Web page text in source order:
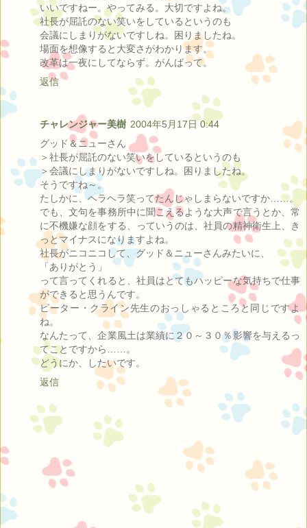
いいですねー。やってみる。大切ですよね。
社長が屈託のない笑いをしているというのも
会議にしまりがないですしね。困りましたね。
場面を想像すると大変さがわかります。
改革は一夜にしてならず。がんばって。
返信
チャレンジャー美樹 2004年5月17日 0:44
グッド＆ニューさん
＞社長が屈託のない笑いをしているというのも
＞会議にしまりがないですしね。困りましたね。
そうですね～。
たしかに、ヘラヘラ笑ってたんじゃしまらないですか……。
でも、文句を事務所中に聞こえるような大声で言うとか、常
に不機嫌な顔をする、っていうのは、社員の精神衛生上、き
っとマイナスになりますよね。
社長がニコニコして、グッド＆ニューさんみたいに、
「ありがとう」
って言ってくれると、社員はとてもハッピーな気持ちで仕事
ができると思うんです。
ピーター・クライン先生のおっしゃるところと同じですよ
ね。
なんたって、企業風土は業績に２０～３０％影響を与えるっ
てことですから……。
どうにか、したいです。
返信